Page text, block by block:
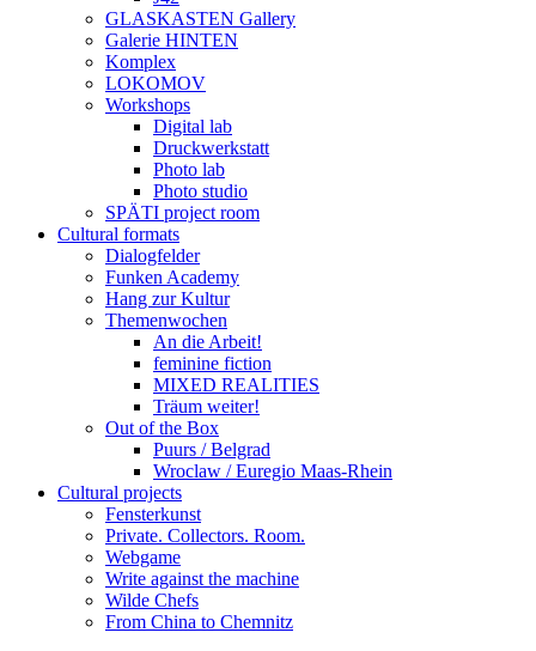
GLASKASTEN Gallery
Galerie HINTEN
Komplex
LOKOMOV
Workshops
Digital lab
Druckwerkstatt
Photo lab
Photo studio
SPÄTI project room
Cultural formats
Dialogfelder
Funken Academy
Hang zur Kultur
Themenwochen
An die Arbeit!
feminine fiction
MIXED REALITIES
Träum weiter!
Out of the Box
Puurs / Belgrad
Wroclaw / Euregio Maas-Rhein
Cultural projects
Fensterkunst
Private. Collectors. Room.
Webgame
Write against the machine
Wilde Chefs
From China to Chemnitz